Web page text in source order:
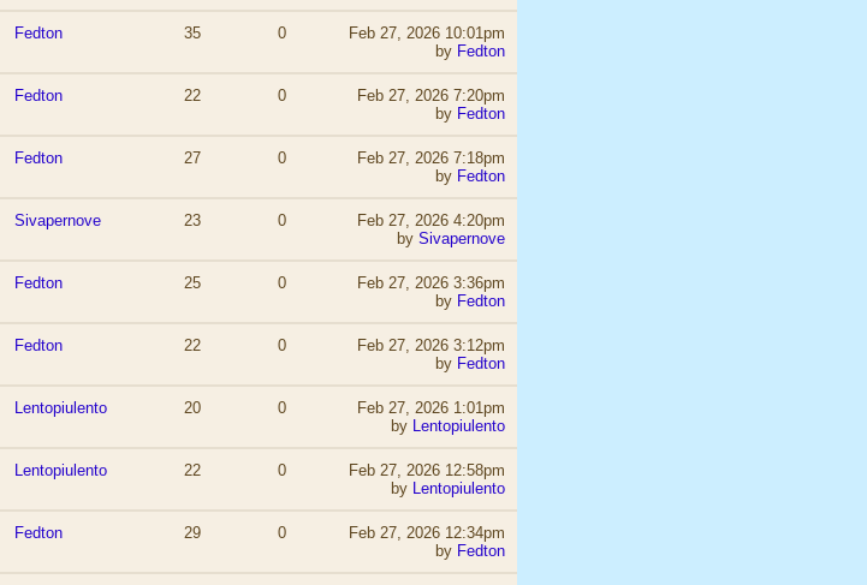
Fedton 35 0
Feb 27, 2026 10:01pm
by Fedton
Fedton 22 0
Feb 27, 2026 7:20pm
by Fedton
Fedton 27 0
Feb 27, 2026 7:18pm
by Fedton
Sivapernove 23 0
Feb 27, 2026 4:20pm
by Sivapernove
Fedton 25 0
Feb 27, 2026 3:36pm
by Fedton
Fedton 22 0
Feb 27, 2026 3:12pm
by Fedton
Lentopiulento 20 0
Feb 27, 2026 1:01pm
by Lentopiulento
Lentopiulento 22 0
Feb 27, 2026 12:58pm
by Lentopiulento
Fedton 29 0
Feb 27, 2026 12:34pm
by Fedton